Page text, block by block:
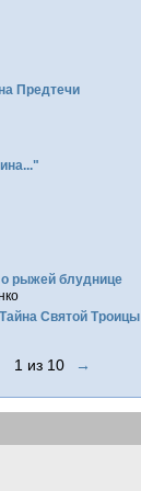
Предтечи
рыжей блуднице
Святой Троицы
1 из 10 →